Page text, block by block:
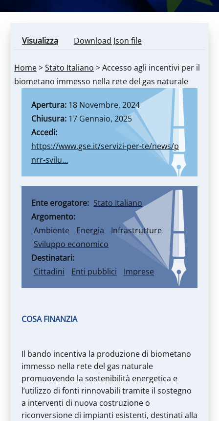
Primary
tabs
Visualizza(scheda
attiva)
Download Json file
BRED2
Home>Stato Italiano > Accesso agli incentivi per il
biometano immesso nella rete del gas naturale
Apertura 18 Novembre, 2024
Chiusura 17 Gennaio, 2025
Accedi
https://www.gse.it/servizi-per-te/news/p
nrr-svilu…
Ente erogatore
Stato Italiano
Argomento
Ambiente
Energia
Infrastrutture
Sviluppo economico
Destinatari
Cittadini
Enti pubblici Imprese
COSA FINANZIA
Il bando incentiva la produzione di biometano
immesso nella rete del gas naturale
promuovendo la sostenibilità energetica e
l’utilizzo di fonti rinnovabili tramite il sostegno
a interventi di nuova costruzione o
riconversione di impianti esistenti, destinati alla